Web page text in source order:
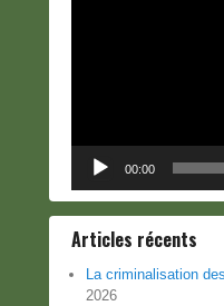
00:00
Articles récents
La criminalisation
2026